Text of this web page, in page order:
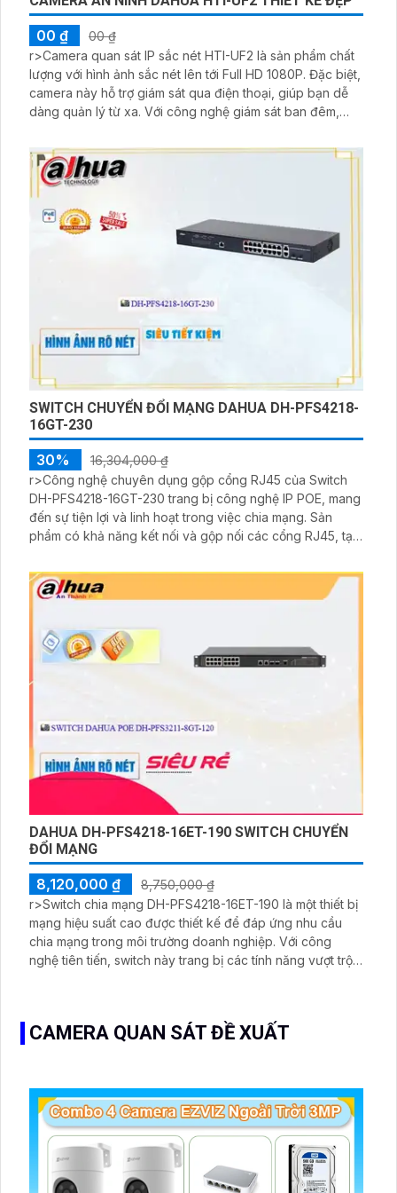
00 ₫
00 ₫
r>Camera quan sát IP sắc nét HTI-UF2 là sản phẩm chất
lượng với hình ảnh sắc nét lên tới Full HD 1080P. Đặc biệt,
camera này hỗ trợ giám sát qua điện thoại, giúp bạn dễ
dàng quản lý từ xa. Với công nghệ giám sát ban đêm,
kiện ánh sáng. Thiết kế của camera cũng rất tinh tế và
chắc chắn với chất liệu nhựa cao cấp
SWITCH CHUYỂN ĐỔI MẠNG DAHUA DH-PFS4218-
16GT-230
30%
16,304,000 ₫
r>Công nghệ chuyên dụng gộp cổng RJ45 của Switch
DH-PFS4218-16GT-230 trang bị công nghệ IP POE, mang
đến sự tiện lợi và linh hoạt trong việc chia mạng. Sản
phẩm có khả năng kết nối và gộp nối các cổng RJ45, tạo
cung cấp 16 cổng RJ45 kết nối mạng, đảm bảo khả năng
truyền dữ liệu nhanh chóng và ổn định
DAHUA DH-PFS4218-16ET-190 SWITCH CHUYỂN
ĐỔI MẠNG
8,120,000 ₫
8,750,000 ₫
r>Switch chia mạng DH-PFS4218-16ET-190 là một thiết bị
mạng hiệu suất cao được thiết kế để đáp ứng nhu cầu
chia mạng trong môi trường doanh nghiệp. Với công
nghệ tiên tiến, switch này trang bị các tính năng vượt trội
CAMERA QUAN SÁT ĐỀ XUẤT